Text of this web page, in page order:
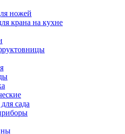
ножей
крана на кухне
сада